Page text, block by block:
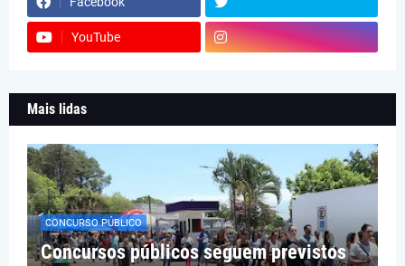
YouTube
Mais lidas
CONCURSO PÚBLICO
Concursos públicos seguem previstos